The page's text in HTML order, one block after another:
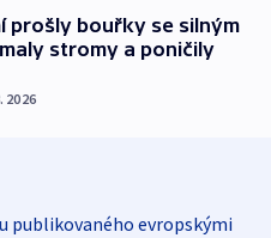
prošly bouřky se silným
stromy a poničily
2026
publikovaného evropskými